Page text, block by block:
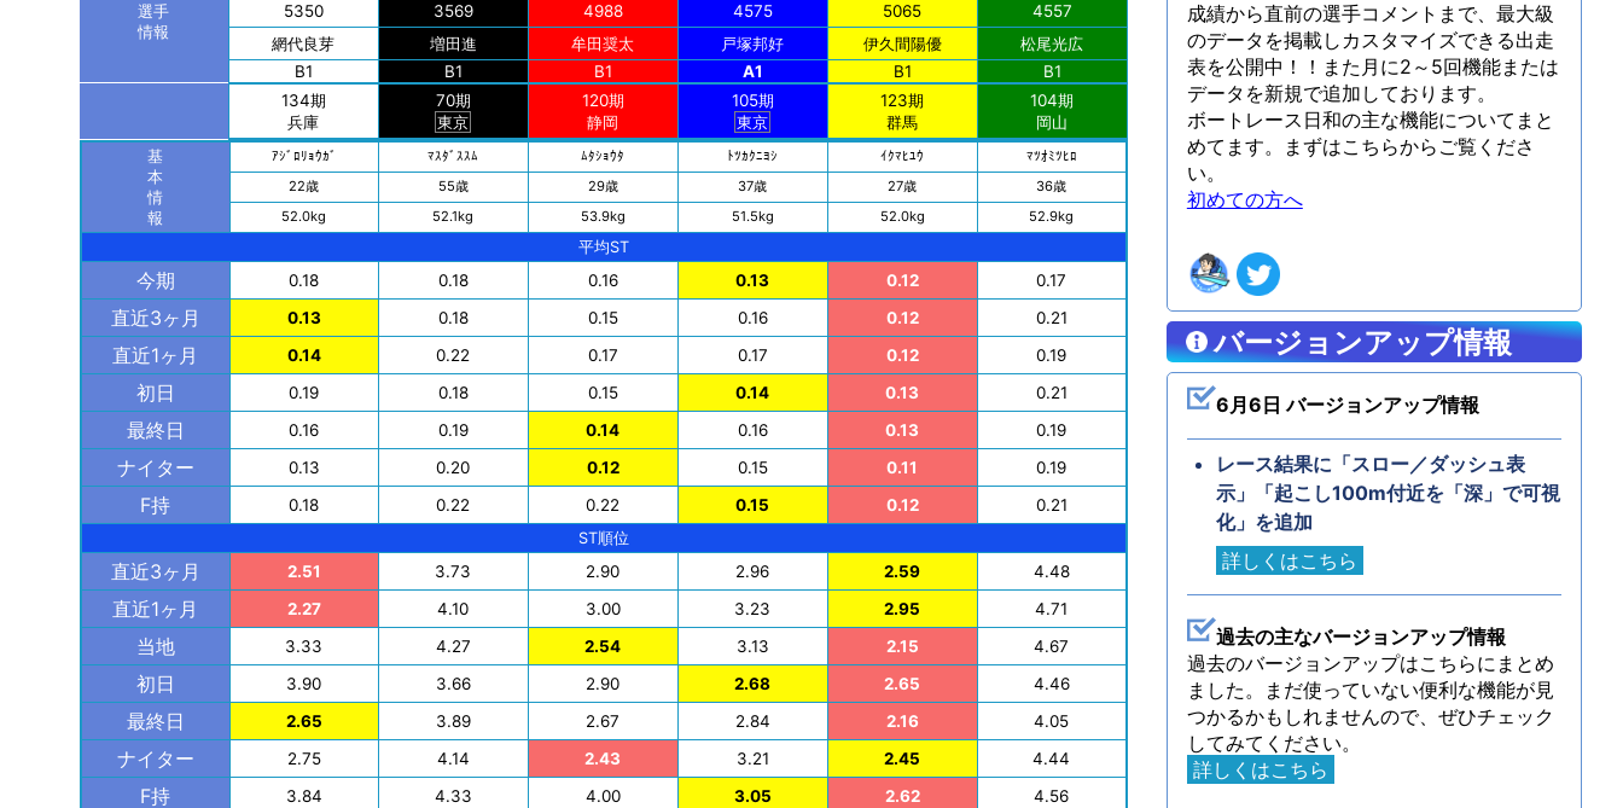
選手
情報
5350
3569 4988 4575 5065
4557
網代良芽 増田進 牟田奨太 戸塚邦好 伊久間陽優 松尾光広
B1
B1 B1 A1 B1
B1
134期
兵庫
70期
東京
120期
静岡
105期
東京
123期
群馬
104期
岡山
基
本
情
報
ｱｼﾞﾛﾘｮｳｶﾞ ﾏｽﾀﾞｽｽﾑ ﾑﾀｼｮｳﾀ ﾄﾂｶｸﾆﾖｼ ｲｸﾏﾋﾕｳ ﾏﾂｵﾐﾂﾋﾛ
22歳
55歳 29歳 37歳 27歳
36歳
52.0kg
52.1kg 53.9kg 51.5kg 52.0kg 52.9kg
平均ST
今期 0.18 0.18 0.16 0.13 0.12 0.17
直近3ヶ月 0.13 0.18 0.15 0.16 0.12 0.21
直近1ヶ月 0.14 0.22 0.17 0.17 0.12 0.19
初日 0.19 0.18 0.15 0.14 0.13 0.21
最終日 0.16 0.19 0.14 0.16 0.13 0.19
ナイター 0.13 0.20 0.12 0.15 0.11 0.19
F持 0.18 0.22 0.22 0.15 0.12 0.21
ST順位
直近3ヶ月 2.51 3.73 2.90 2.96 2.59 4.48
直近1ヶ月 2.27 4.10 3.00 3.23 2.95 4.71
当地 3.33 4.27 2.54 3.13 2.15 4.67
初日 3.90 3.66 2.90 2.68 2.65 4.46
最終日 2.65 3.89 2.67 2.84 2.16 4.05
ナイター 2.75 4.14 2.43 3.21 2.45 4.44
F持 3.84 4.33 4.00 3.05 2.62 4.56
成績から直前の選手コメントまで、最大級
のデータを掲載しカスタマイズできる出走
表を公開中！！また月に2～5回機能または
データを新規で追加しております。
ボートレース日和の主な機能についてまと
めてます。まずはこちらからご覧くださ
い。
初めての方へ
バージョンアップ情報
6月6日 バージョンアップ情報
レース結果に「スロー／ダッシュ表
示」「起こし100m付近を「深」で可視
化」を追加
詳しくはこちら
過去の主なバージョンアップ情報
過去のバージョンアップはこちらにまとめ
ました。まだ使っていない便利な機能が見
つかるかもしれませんので、ぜひチェック
してみてください。
詳しくはこちら